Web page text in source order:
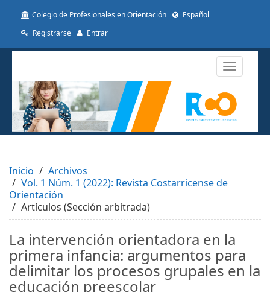
##plugins.themes.themeTen.accessible_menu.sidebar##
Colegio de Profesionales en Orientación
Español
Registrarse
Entrar
Toggle
Inicio
Archivos
Vol. 1 Núm. 1 (2022): Revista Costarricense de
Orientación
Artículos (Sección arbitrada)
La intervención orientadora en la
primera infancia: argumentos para
delimitar los procesos grupales en la
educación preescolar